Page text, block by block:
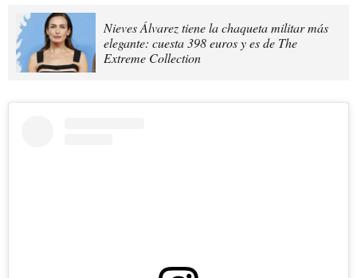
Nieves Álvarez tiene la chaqueta militar más
elegante: cuesta 398 euros y es de The
Extreme Collection